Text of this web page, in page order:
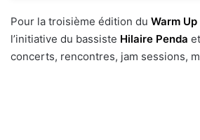
Pour la troisième édition du Warm
l’initiative du bassiste Hilaire Penda
concerts, rencontres, jam sessions,